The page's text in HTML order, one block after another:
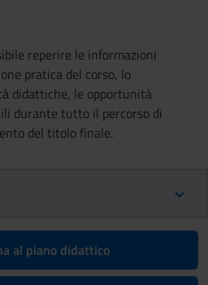
reperire le informazioni
pratica del corso, lo
didattiche, le opportunità
durante tutto il percorso di
del titolo finale.
al piano didattico